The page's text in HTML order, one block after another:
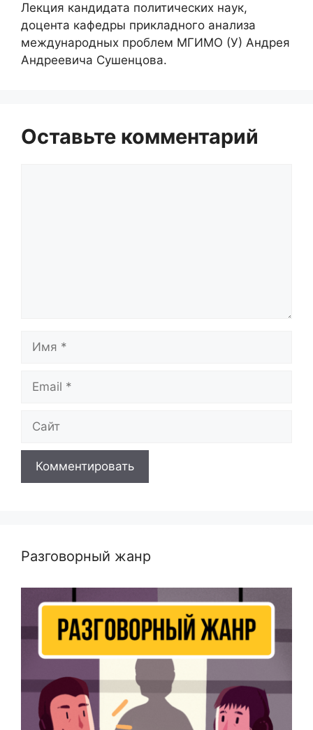
Лекция кандидата политических наук,
доцента кафедры прикладного анализа
международных проблем МГИМО (У) Андрея
Андреевича Сушенцова.
Оставьте комментарий
Имя
Email
Сайт
Разговорный жанр